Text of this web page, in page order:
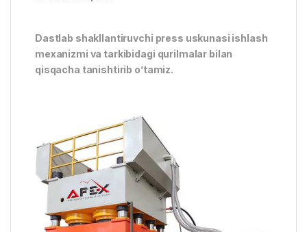
Dastlab shakllantiruvchi press uskunasi ishlash
mexanizmi va tarkibidagi qurilmalar bilan
qisqacha tanishtirib o’tamiz.